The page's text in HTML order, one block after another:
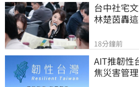
台中社宅
林楚茵轟
18分鐘前
AIT推韌性
焦災害管理